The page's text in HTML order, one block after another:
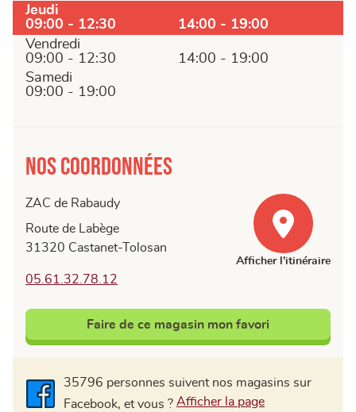
Jeudi
09:00 - 12:30
14:00 - 19:00
Vendredi
09:00 - 12:30
14:00 - 19:00
Samedi
09:00 - 19:00
Nos coordonnées
ZAC de Rabaudy
Route de Labège
31320 Castanet-Tolosan
05.61.32.78.12
Afficher l'itinéraire
Faire de ce magasin mon favori
35796 personnes suivent nos magasins sur
Facebook, et vous ? Afficher la pageFacebook